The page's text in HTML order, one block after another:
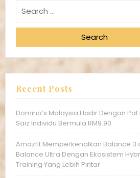
Search
Recent Posts
Domino’s Malaysia Hadir Dengan Paf
Saiz Individu Bermula RM9.90
Amazfit Memperkenalkan Balance 3
Balance Ultra Dengan Ekosistem
Training Yang Lebih Pintar